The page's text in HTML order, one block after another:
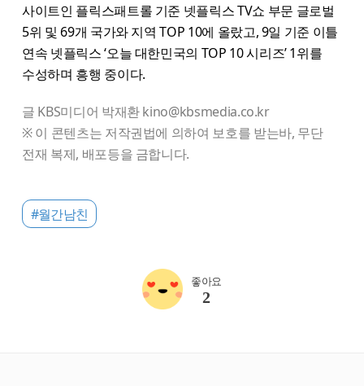
사이트인 플릭스패트롤 기준 넷플릭스 TV쇼 부문 글로벌
5위 및 69개 국가와 지역 TOP 10에 올랐고, 9일 기준 이틀
연속 넷플릭스 ‘오늘 대한민국의 TOP 10 시리즈’ 1위를
수성하며 흥행 중이다.
글 KBS미디어 박재환 kino@kbsmedia.co.kr
※ 이 콘텐츠는 저작권법에 의하여 보호를 받는바, 무단
전재 복제, 배포등을 금합니다.
#월간남친
좋아요
2